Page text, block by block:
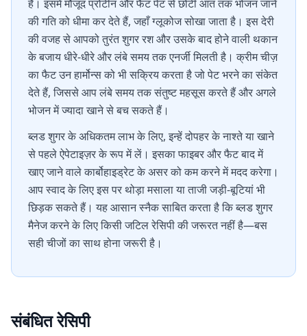
है। इसमें मौजूद प्रोटीन और फैट पेट से छोटी आंत तक भोजन जाने
की गति को धीमा कर देते हैं, जहाँ ग्लूकोज सोखा जाता है। इस देरी
की वजह से आपको तुरंत शुगर रश और उसके बाद होने वाली थकान
के बजाय धीरे-धीरे और लंबे समय तक एनर्जी मिलती है। क्रीम चीज़
का फैट उन हार्मोन्स को भी सक्रिय करता है जो पेट भरने का संकेत
देते हैं, जिससे आप लंबे समय तक संतुष्ट महसूस करते हैं और अगले
भोजन में ज्यादा खाने से बच सकते हैं।
ब्लड शुगर के अधिकतम लाभ के लिए, इन्हें दोपहर के नाश्ते या खाने
से पहले ऐपेटाइज़र के रूप में लें। इसका फाइबर और फैट बाद में
खाए जाने वाले कार्बोहाइड्रेट के असर को कम करने में मदद करेगा।
आप स्वाद के लिए इस पर थोड़ा मसाला या ताजी जड़ी-बूटियां भी
छिड़क सकते हैं। यह आसान स्नैक साबित करता है कि ब्लड शुगर
मैनेज करने के लिए किसी जटिल रेसिपी की जरूरत नहीं है—बस
सही चीजों का साथ होना जरूरी है।
संबंधित रेसिपी